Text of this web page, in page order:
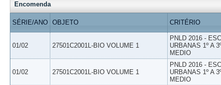
Encomenda
SÉRIE/ANO OBJETO CRITÉRIO
01/02 27501C2001L-BIO VOLUME 1
PNLD 2016 -
URBANAS 1º A
MEDIO
01/02 27501C2001L-BIO VOLUME 1
PNLD 2016 -
URBANAS 1º A
MEDIO